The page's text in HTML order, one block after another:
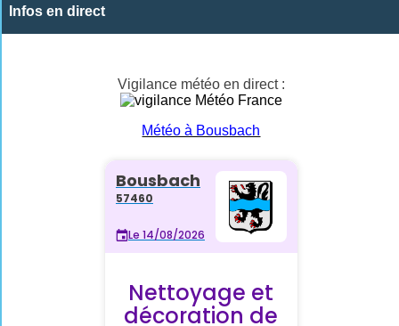
Infos en direct
Vigilance météo en direct :
Météo à Bousbach